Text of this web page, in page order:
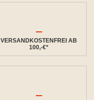
VERSANDKOSTENFREI AB
100,-€*